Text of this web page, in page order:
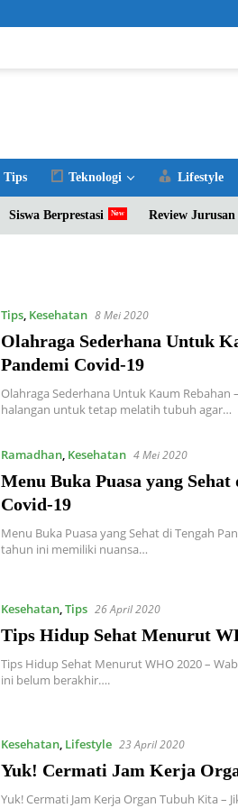
Tips Teknologi Lifestyle
Siswa Berprestasi Review Jurusan
Tips, Kesehatan 8 Mei 2020
Olahraga Sederhana Untuk
Pandemi Covid-19
Olahraga Sederhana Untuk Kaum Rebahan
halangan untuk tetap melatih tubuh agar…
Ramadhan, Kesehatan 4 Mei 2020
Menu Buka Puasa yang Sehat
Covid-19
Menu Buka Puasa yang Sehat di Tengah
tahun ini memiliki nuansa…
Kesehatan,Tips 26 April 2020
Tips Hidup Sehat Menurut
Tips Hidup Sehat Menurut WHO 2020 –
ini belum berakhir….
Kesehatan, Lifestyle 23 April 2020
Yuk! Cermati Jam Kerja
Yuk! Cermati Jam Kerja Organ Tubuh Kita –